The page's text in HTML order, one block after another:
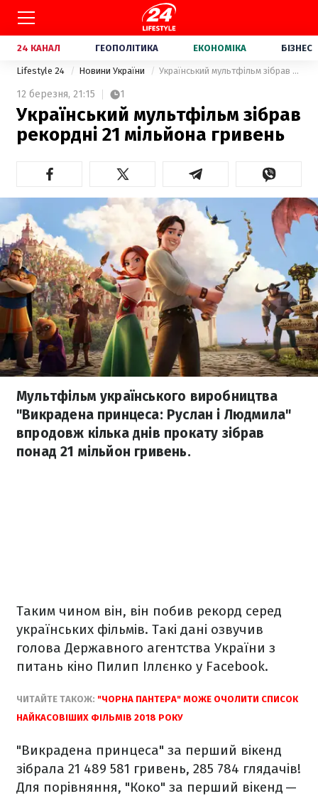
24 КАНАЛ ГЕОПОЛІТИКА ЕКОНОМІКА БІЗНЕС
Lifestyle 24 Новини України Український мультфільм зібрав рекордні 21 мільйона гривень
12 березня, 21:15 1
Український мультфільм зібрав
рекордні 21 мільйона гривень
Мультфільм українського виробництва
"Викрадена принцеса: Руслан і Людмила"
впродовж кілька днів прокату зібрав
понад 21 мільйон гривень.
Таким чином він, він побив рекорд серед
українських фільмів. Такі дані озвучив
голова Державного агентства України з
питань кіно Пилип Іллєнко у Facebook.
ЧИТАЙТЕ ТАКОЖ: "ЧОРНА ПАНТЕРА" МОЖЕ ОЧОЛИТИ СПИСОК
НАЙКАСОВІШИХ ФІЛЬМІВ 2018 РОКУ
"Викрадена принцеса" за перший вікенд
зібрала 21 489 581 гривень, 285 784 глядачів!
Для порівняння, "Коко" за перший вікенд —